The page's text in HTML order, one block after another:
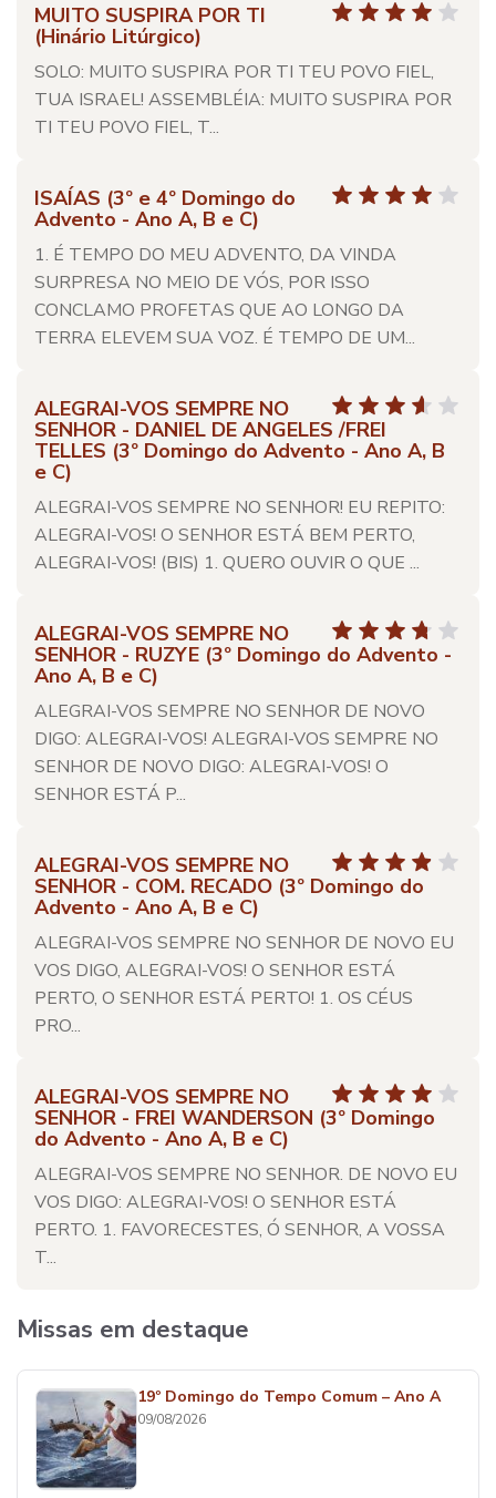
MUITO SUSPIRA POR TI
(Hinário Litúrgico)
SOLO: MUITO SUSPIRA POR TI TEU POVO FIEL,
TUA ISRAEL! ASSEMBLÉIA: MUITO SUSPIRA POR
TI TEU POVO FIEL, T...
ISAÍAS (3º e 4º Domingo do
Advento - Ano A, B e C)
1. É TEMPO DO MEU ADVENTO, DA VINDA
SURPRESA NO MEIO DE VÓS, POR ISSO
CONCLAMO PROFETAS QUE AO LONGO DA
TERRA ELEVEM SUA VOZ. É TEMPO DE UM...
ALEGRAI-VOS SEMPRE NO
SENHOR - DANIEL DE ANGELES /FREI
TELLES (3º Domingo do Advento - Ano A, B
e C)
ALEGRAI-VOS SEMPRE NO SENHOR! EU REPITO:
ALEGRAI-VOS! O SENHOR ESTÁ BEM PERTO,
ALEGRAI-VOS! (BIS) 1. QUERO OUVIR O QUE ...
ALEGRAI-VOS SEMPRE NO
SENHOR - RUZYE (3º Domingo do Advento -
Ano A, B e C)
ALEGRAI-VOS SEMPRE NO SENHOR DE NOVO
DIGO: ALEGRAI-VOS! ALEGRAI-VOS SEMPRE NO
SENHOR DE NOVO DIGO: ALEGRAI-VOS! O
SENHOR ESTÁ P...
ALEGRAI-VOS SEMPRE NO
SENHOR - COM. RECADO (3º Domingo do
Advento - Ano A, B e C)
ALEGRAI-VOS SEMPRE NO SENHOR DE NOVO EU
VOS DIGO, ALEGRAI-VOS! O SENHOR ESTÁ
PERTO, O SENHOR ESTÁ PERTO! 1. OS CÉUS
PRO...
ALEGRAI-VOS SEMPRE NO
SENHOR - FREI WANDERSON (3º Domingo
do Advento - Ano A, B e C)
ALEGRAI-VOS SEMPRE NO SENHOR. DE NOVO EU
VOS DIGO: ALEGRAI-VOS! O SENHOR ESTÁ
PERTO. 1. FAVORECESTES, Ó SENHOR, A VOSSA
T...
Missas em destaque
19º Domingo do Tempo Comum – Ano A
09/08/2026